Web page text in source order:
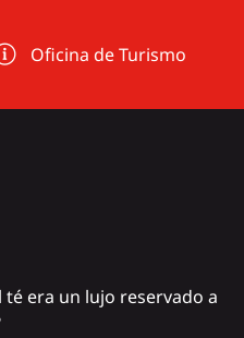
Oficina de Turismo
era un lujo reservado a